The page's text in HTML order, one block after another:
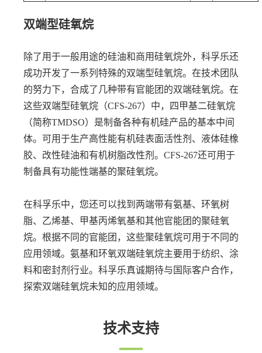
双端型硅氧烷
除了用于一般用途的硅油和商用硅氧烷外，科孚乐还
成功开发了一系列特殊的双端型硅氧烷。在技术团队
的努力下，合成了几种带有官能团的双端硅氧烷。在
这些双端型硅氧烷（CFS-267）中，四甲基二硅氧烷
（简称TMDSO）是制备各种有机硅产品的基本中间
体。可用于生产高性能有机硅表面活性剂、液体硅橡
胶、改性硅油和有机树脂改性剂。CFS-267还可用于
制备具有功能性端基的聚硅氧烷。
在科孚乐中，您还可以找到两端带有氨基、环氧树
脂、乙烯基、甲基丙烯氧基和其他官能团的聚硅氧
烷。根据不同的官能团，这些聚硅氧烷可用于不同的
应用领域。氨基和环氧双端硅氧烷主要用于纺织、涂
料和密封剂行业。科孚乐真诚期待与国际客户合作，
探索双端硅氧烷未知的应用领域。
技术支持